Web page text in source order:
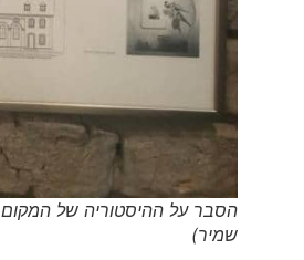
הסבר על ההיסטוריה של המקום,
שמיר)